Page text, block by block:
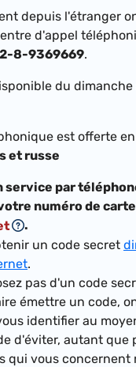
depuis l'étranger
d'appel
8-9369669.
du
est offerte
et russe
service par
numéro de
.
un code secret
.
pas d'un code
émettre un code,
identifier au
d'éviter, autant que
qui vous concernent